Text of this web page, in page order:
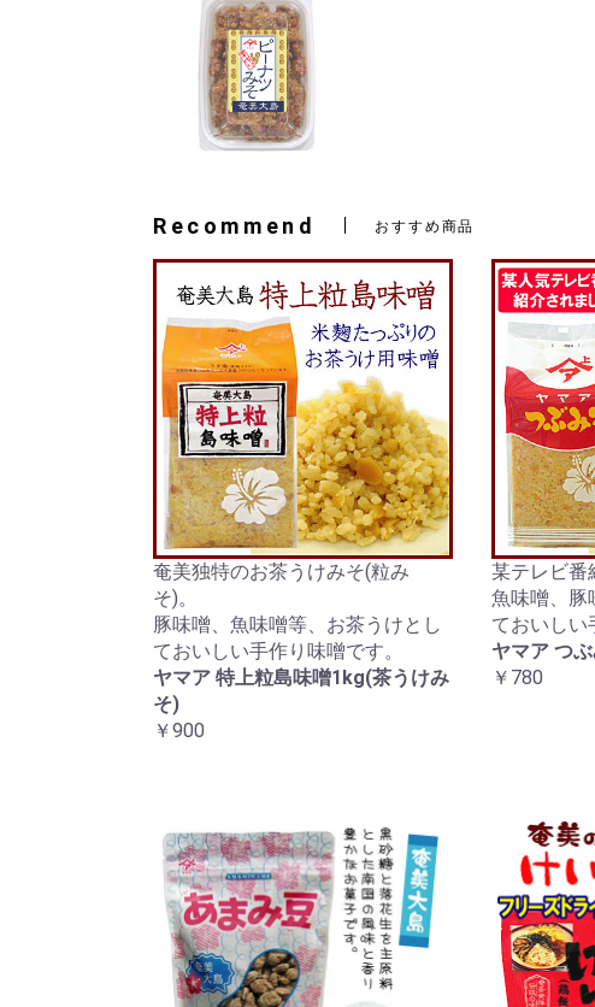
Recommend おすすめ商品
奄美独特のお茶うけみそ(粒み
そ)。
豚味噌、魚味噌等、お茶うけとし
ておいしい手作り味噌です。
ヤマア 特上粒島味噌1kg(茶うけみ
そ)
￥900
某テレビ番
魚味噌、豚
ておいしい
ヤマア つ
￥780